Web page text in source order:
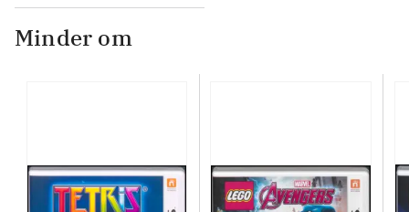
Minder om